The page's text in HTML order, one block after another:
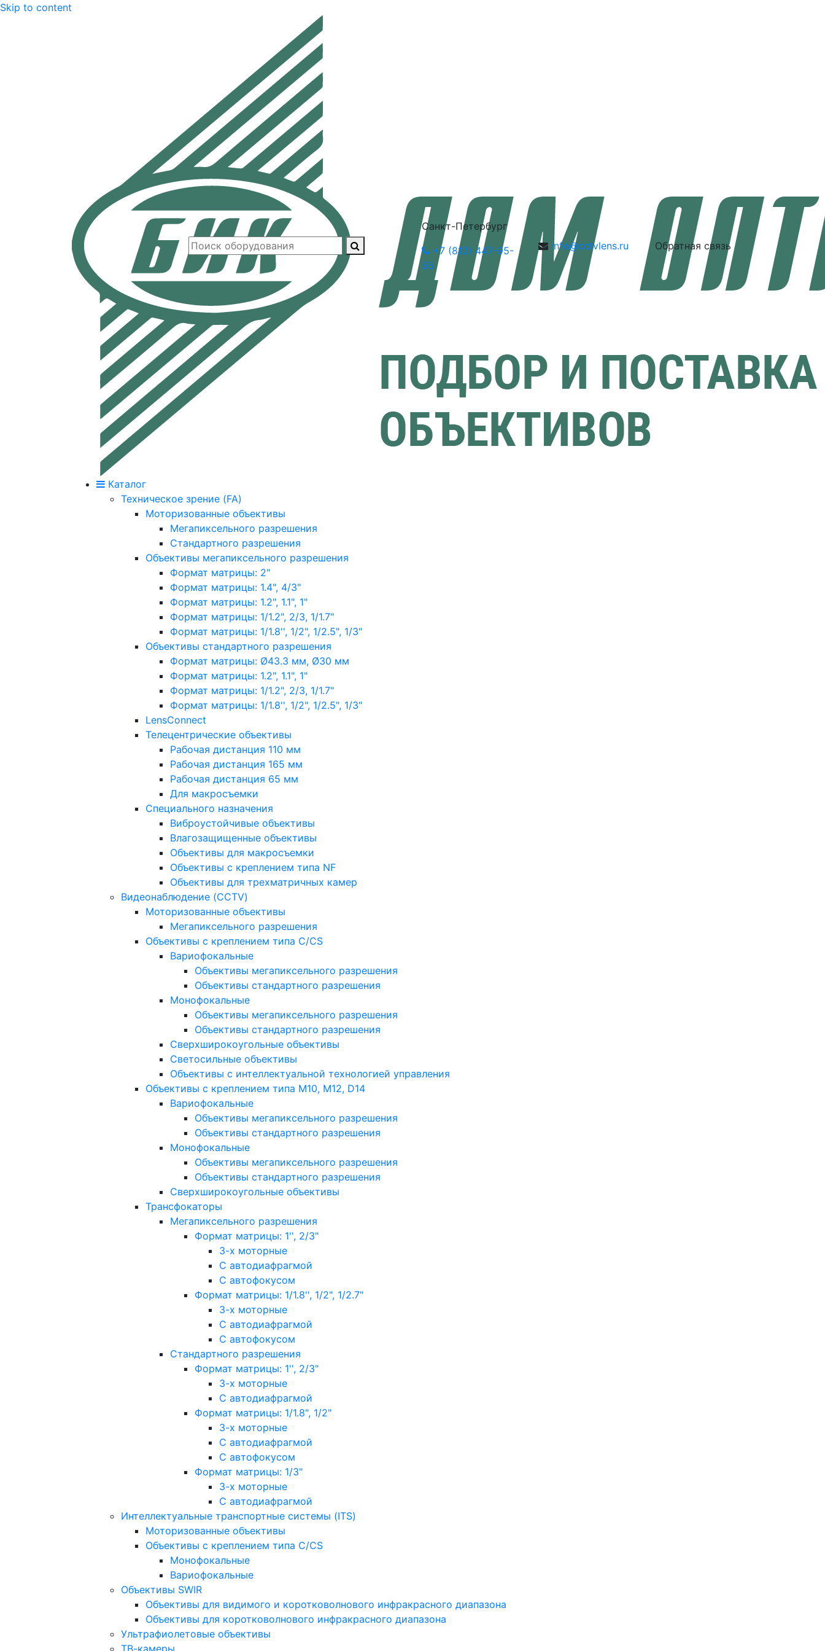
Skip to content
Санкт-Петербург
+7 (812) 447-95-
55
info@cctvlens.ru Обратная связь
Каталог
Техническое зрение (FA)
Моторизованные объективы
Мегапиксельного разрешения
Стандартного разрешения
Объективы мегапиксельного разрешения
Формат матрицы: 2"
Формат матрицы: 1.4", 4/3"
Формат матрицы: 1.2", 1.1", 1"
Формат матрицы: 1/1.2", 2/3, 1/1.7"
Формат матрицы: 1/1.8'', 1/2", 1/2.5", 1/3"
Объективы стандартного разрешения
Формат матрицы: Ø43.3 мм, Ø30 мм
Формат матрицы: 1.2", 1.1", 1"
Формат матрицы: 1/1.2", 2/3, 1/1.7"
Формат матрицы: 1/1.8'', 1/2", 1/2.5", 1/3"
LensConnect
Телецентрические объективы
Рабочая дистанция 110 мм
Рабочая дистанция 165 мм
Рабочая дистанция 65 мм
Для макросъемки
Специального назначения
Виброустойчивые объективы
Влагозащищенные объективы
Объективы для макросъемки
Объективы с креплением типа NF
Объективы для трехматричных камер
Видеонаблюдение (CCTV)
Моторизованные объективы
Мегапиксельного разрешения
Объективы с креплением типа C/CS
Вариофокальные
Объективы мегапиксельного разрешения
Объективы стандартного разрешения
Монофокальные
Объективы мегапиксельного разрешения
Объективы стандартного разрешения
Сверхширокоугольные объективы
Светосильные объективы
Объективы с интеллектуальной технологией управления
Объективы с креплением типа M10, M12, D14
Вариофокальные
Объективы мегапиксельного разрешения
Объективы стандартного разрешения
Монофокальные
Объективы мегапиксельного разрешения
Объективы стандартного разрешения
Сверхширокоугольные объективы
Трансфокаторы
Мегапиксельного разрешения
Формат матрицы: 1'', 2/3"
3-х моторные
С автодиафрагмой
С автофокусом
Формат матрицы: 1/1.8'', 1/2", 1/2.7"
3-х моторные
С автодиафрагмой
С автофокусом
Стандартного разрешения
Формат матрицы: 1'', 2/3"
3-х моторные
С автодиафрагмой
Формат матрицы: 1/1.8", 1/2"
3-х моторные
С автодиафрагмой
С автофокусом
Формат матрицы: 1/3"
3-х моторные
С автодиафрагмой
Интеллектуальные транспортные системы (ITS)
Моторизованные объективы
Объективы с креплением типа C/CS
Монофокальные
Вариофокальные
Объективы SWIR
Объективы для видимого и коротковолнового инфракрасного диапазона
Объективы для коротковолнового инфракрасного диапазона
Ультрафиолетовые объективы
ТВ-камеры